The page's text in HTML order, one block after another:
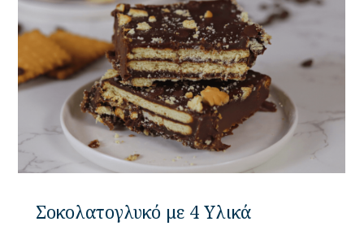
Σοκολατογλυκό με 4 Υλικά